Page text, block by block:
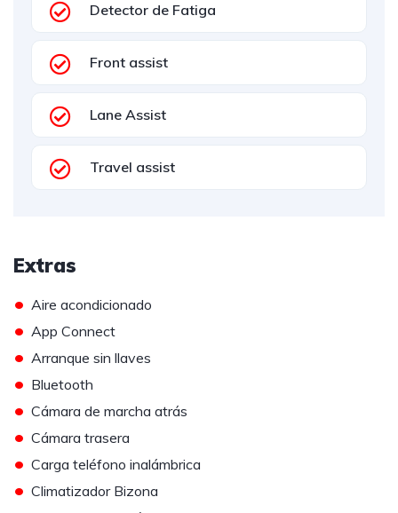
Detector de Fatiga
Front assist
Lane Assist
Travel assist
Extras
• Aire acondicionado
• App Connect
• Arranque sin llaves
• Bluetooth
• Cámara de marcha atrás
• Cámara trasera
• Carga teléfono inalámbrica
• Climatizador Bizona